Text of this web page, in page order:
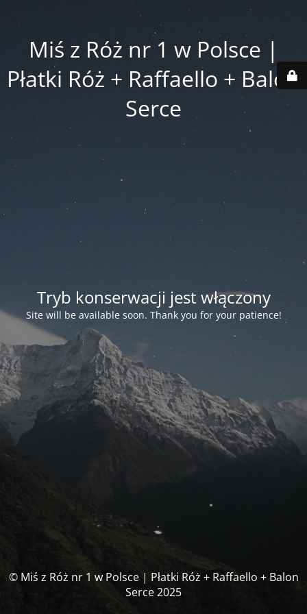
Miś z Róż nr 1 w Polsce |
Płatki Róż + Raffaello + Balon
Serce
Tryb konserwacji jest włączony
Site will be available soon. Thank you for your patience!
© Miś z Róż nr 1 w Polsce | Płatki Róż + Raffaello + Balon
Serce 2025